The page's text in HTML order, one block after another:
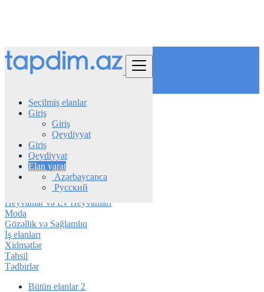
Seçilmiş elanlar
Giriş
Giriş
Qeydiyyat
Giriş
Qeydiyyat
Elan yarat
Azərbaycanca
Русский
Azerbaijan
Astara
Avtomobil
Telefon & Planşet
Elektronika
Mebel & Məişət texnikası
Daşınmaz əmlak
Heyvanlar və Ev Heyvanları
Moda
Gözəllik və Sağlamlıq
İş elanları
Xidmətlər
Təhsil
Tədbirlər
Bütün elanlar 2